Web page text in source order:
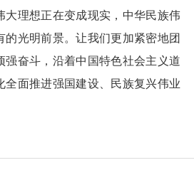
大理想正在变成现实，中华民族伟
的光明前景。让我们更加紧密地团
强奋斗，沿着中国特色社会主义道
全面推进强国建设、民族复兴伟业